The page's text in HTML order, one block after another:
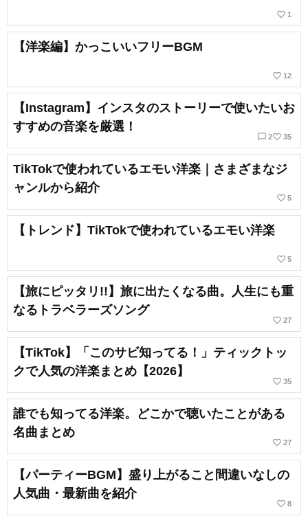
favorite_border 1
【洋楽編】かっこいいフリーBGM
favorite_border 12
【Instagram】インスタのストーリーで使いたいお
すすめの音楽を厳選！
chat_bubble_outline 2favorite_border 35
TikTokで使われているエモい洋楽｜さまざまなジ
ャンルから紹介
favorite_border 5
【トレンド】TikTokで使われているエモい洋楽
favorite_border 5
【旅にピッタリ!!】旅に出たくなる曲。人生にも重
なるトラベラーズソング
favorite_border 27
【TikTok】「このサビ知ってる！」ティックトッ
クで人気の洋楽まとめ【2026】
favorite_border 35
誰でも知ってる洋楽。どこかで聴いたことがある
名曲まとめ
favorite_border 27
【パーティーBGM】盛り上がること間違いなしの
人気曲・最新曲を紹介
favorite_border 8